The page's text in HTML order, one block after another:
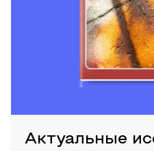
Актуальные